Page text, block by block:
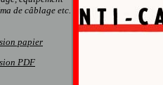
de câblage etc.
papier
PDF